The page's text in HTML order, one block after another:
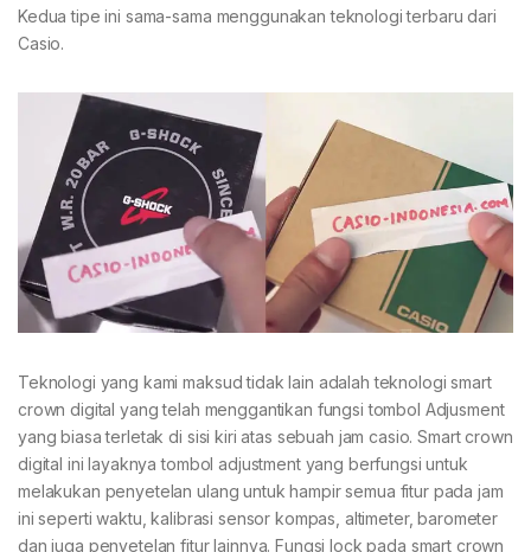
Kedua tipe ini sama-sama menggunakan teknologi terbaru dari
Casio.
Teknologi yang kami maksud tidak lain adalah teknologi smart
crown digital yang telah menggantikan fungsi tombol Adjusment
yang biasa terletak di sisi kiri atas sebuah jam casio. Smart crown
digital ini layaknya tombol adjustment yang berfungsi untuk
melakukan penyetelan ulang untuk hampir semua fitur pada jam
ini seperti waktu, kalibrasi sensor kompas, altimeter, barometer
dan juga penyetelan fitur lainnya. Fungsi lock pada smart crown